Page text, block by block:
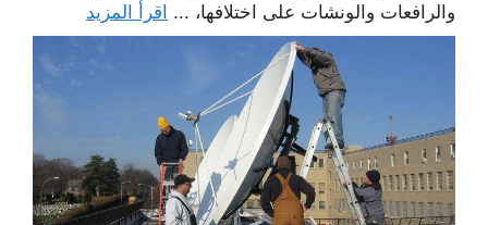
والرافعات والونشات على اختلافها، ... اقرأ المزيد